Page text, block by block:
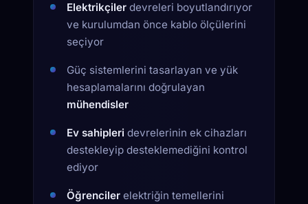
Elektrikçiler devreleri boyutlandırıyor
ve kurulumdan önce kablo ölçülerini
seçiyor
Güç sistemlerini tasarlayan ve yük
hesaplamalarını doğrulayan
mühendisler
Ev sahipleri devrelerinin ek cihazları
destekleyip desteklemediğini kontrol
ediyor
Öğrenciler elektriğin temellerini